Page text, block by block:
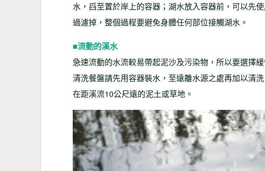
水，舀至置於岸上的容器；湖水放入容器前，可以先
過濾掉，整個過程要避免身體任何部位接觸湖水。
■流動的溪水
急速流動的水流較易帶起泥沙及污染物，所以要選擇
清洗餐盤請先用容器裝水，至遠離水源之處再加以清
在距溪流10公尺遠的泥土或草地。